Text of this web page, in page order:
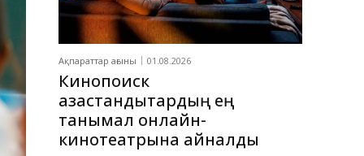
Ақпараттар ағыны 01.08.2026
Кинопоиск
қазақстандықтардың ең
танымал онлайн-
кинотеатрына айналды